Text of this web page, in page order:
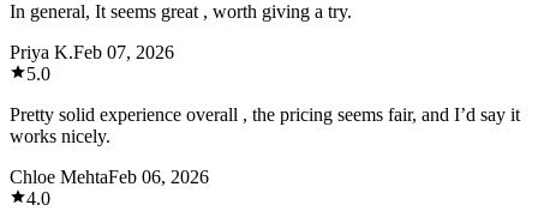
In general, It seems great , worth giving a try.
Priya K.Feb 07, 2026
5.0
Pretty solid experience overall , the pricing seems fair, and I’d say it
works nicely.
Chloe MehtaFeb 06, 2026
4.0